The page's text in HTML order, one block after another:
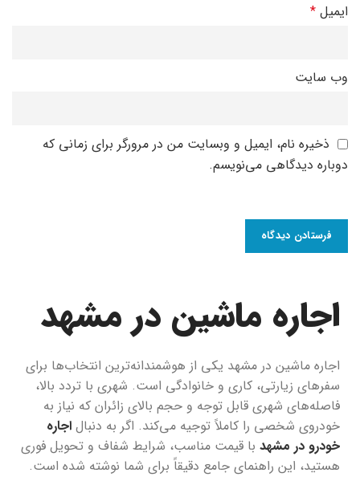
ایمیل *
وب‌ سایت
ذخیره نام، ایمیل و وبسایت من در مرورگر برای زمانی که
دوباره دیدگاهی می‌نویسم.
اجاره ماشین در مشهد
اجاره ماشین در مشهد یکی از هوشمندانه‌ترین انتخاب‌ها برای
سفرهای زیارتی، کاری و خانوادگی است. شهری با تردد بالا،
فاصله‌های شهری قابل توجه و حجم بالای زائران که نیاز به
خودروی شخصی را کاملاً توجیه می‌کند. اگر به دنبال اجاره
خودرو در مشهد با قیمت مناسب، شرایط شفاف و تحویل فوری
هستید، این راهنمای جامع دقیقاً برای شما نوشته شده است.